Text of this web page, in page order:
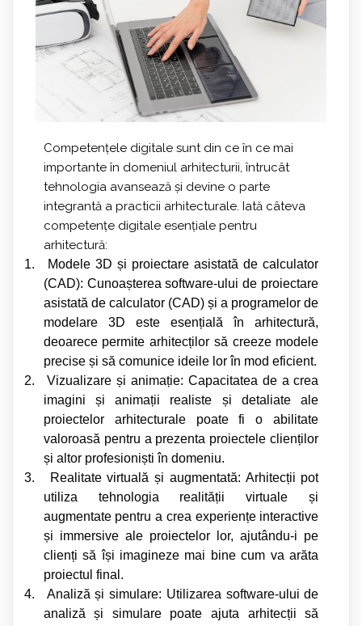
Competențele digitale sunt din ce în ce mai
importante în domeniul arhitecturii, întrucât
tehnologia avansează și devine o parte
integrantă a practicii arhitecturale. Iată câteva
competențe digitale esențiale pentru
arhitectură:
1.
Modele 3D și proiectare asistată de calculator
(CAD): Cunoașterea software-ului de proiectare
asistată de calculator (CAD) și a programelor de
modelare 3D este esențială în arhitectură,
deoarece permite arhitecților să creeze modele
precise și să comunice ideile lor în mod eficient.
2.
Vizualizare și animație: Capacitatea de a crea
imagini și animații realiste și detaliate ale
proiectelor arhitecturale poate fi o abilitate
valoroasă pentru a prezenta proiectele clienților
și altor profesioniști în domeniu.
3.
Realitate virtuală și augmentată: Arhitecții pot
utiliza tehnologia realității virtuale și
augmentate pentru a crea experiențe interactive
și immersive ale proiectelor lor, ajutându-i pe
clienți să își imagineze mai bine cum va arăta
proiectul final.
4.
Analiză și simulare: Utilizarea software-ului de
analiză și simulare poate ajuta arhitecții să